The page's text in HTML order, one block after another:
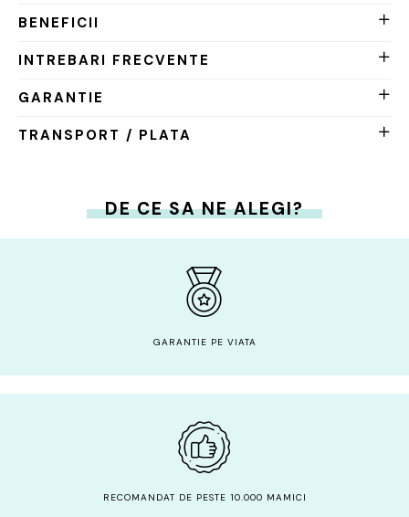
BENEFICII
INTREBARI FRECVENTE
GARANTIE
TRANSPORT / PLATA
DE CE SA NE ALEGI?
GARANTIE PE VIATA
RECOMANDAT DE PESTE 10.000 MAMICI